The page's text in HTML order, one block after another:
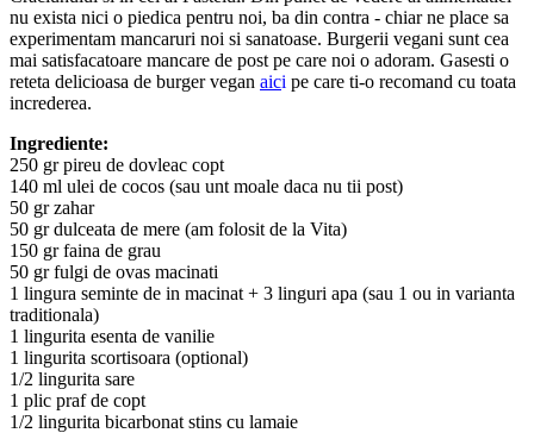
nu exista nici o piedica pentru noi, ba din contra - chiar ne place sa
experimentam mancaruri noi si sanatoase. Burgerii vegani sunt cea
mai satisfacatoare mancare de post pe care noi o adoram. Gasesti o
reteta delicioasa de burger vegan aici pe care ti-o recomand cu toata
increderea.
Ingrediente:
250 gr pireu de dovleac copt
140 ml ulei de cocos (sau unt moale daca nu tii post)
50 gr zahar
50 gr dulceata de mere (am folosit de la Vita)
150 gr faina de grau
50 gr fulgi de ovas macinati
1 lingura seminte de in macinat + 3 linguri apa (sau 1 ou in varianta
traditionala)
1 lingurita esenta de vanilie
1 lingurita scortisoara (optional)
1/2 lingurita sare
1 plic praf de copt
1/2 lingurita bicarbonat stins cu lamaie